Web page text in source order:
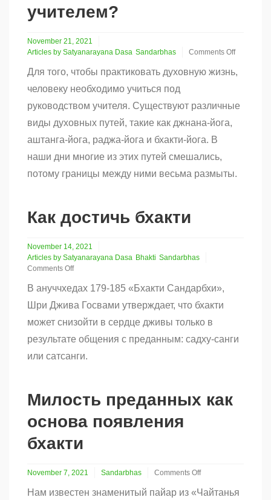
учителем?
November 21, 2021
Articles by Satyanarayana Dasa Sandarbhas
Comments Off
Кто
учителем?
Для того, чтобы практиковать духовную жизнь,
человеку необходимо учиться под
руководством учителя. Существуют различные
виды духовных путей, такие как джнана-йога,
аштанга-йога, раджа-йога и бхакти-йога. В
наши дни многие из этих путей смешались,
потому границы между ними весьма размыты.
Как достичь бхакти
November 14, 2021
Articles by Satyanarayana Dasa Bhakti Sandarbhas
Comments Off
Как
достичь
бхакти
В ануччхедах 179-185 «Бхакти Сандарбхи»,
Шри Джива Госвами утверждает, что бхакти
может снизойти в сердце дживы только в
результате общения с преданным: садху-санги
или сатсанги.
Милость преданных как
основа появления
бхакти
November 7, 2021 Sandarbhas
Comments Off
Милость
Нам известен знаменитый пайар из «Чайтанья